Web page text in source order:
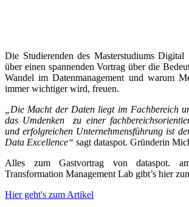
Die Studierenden des Masterstudiums Digital
über einen spannenden Vortrag über die
Wandel im Datenmanagement und warum
immer wichtiger wird, freuen.
„Die Macht der Daten liegt im Fachbereich
das Umdenken zu einer
und erfolgreichen Unternehmensführung ist
Data Excellence“ sagt dataspot. Gründerin
Alles zum Gastvortrag von dataspot.
Transformation Management Lab gibt’s hier
Hier geht's zum Artikel